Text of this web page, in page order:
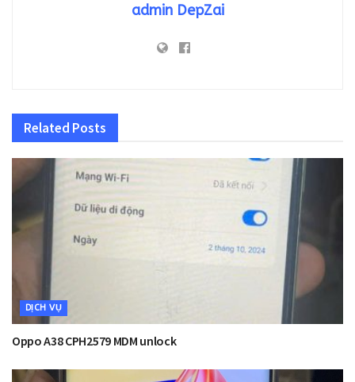
admin DepZai
Related Posts
DỊCH VỤ
Oppo A38 CPH2579 MDM unlock